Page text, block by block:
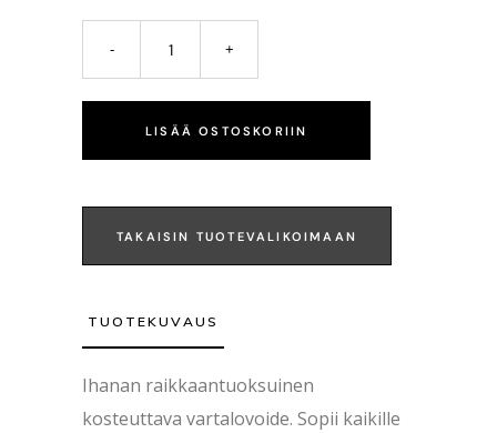
LISÄÄ OSTOSKORIIN
TAKAISIN TUOTEVALIKOIMAAN
TUOTEKUVAUS
Ihanan raikkaantuoksuinen
kosteuttava vartalovoide. Sopii kaikille